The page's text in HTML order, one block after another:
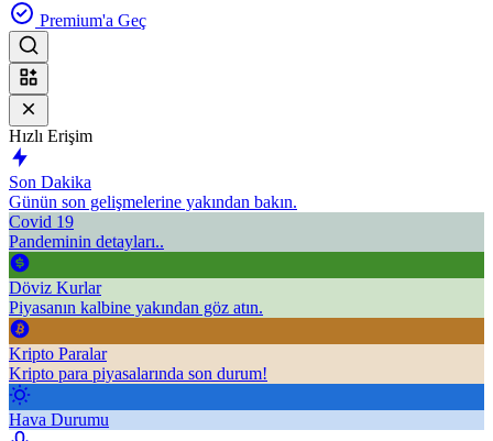
Premium'a Geç
Hızlı Erişim
Son Dakika
Günün son gelişmelerine yakından bakın.
Covid 19
Pandeminin detayları..
Döviz Kurlar
Piyasanın kalbine yakından göz atın.
Kripto Paralar
Kripto para piyasalarında son durum!
Hava Durumu